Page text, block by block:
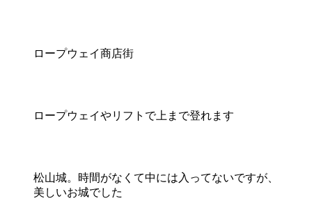
ロープウェイ商店街
ロープウェイやリフトで上まで登れます
松山城。時間がなくて中には入ってないですが、
美しいお城でした